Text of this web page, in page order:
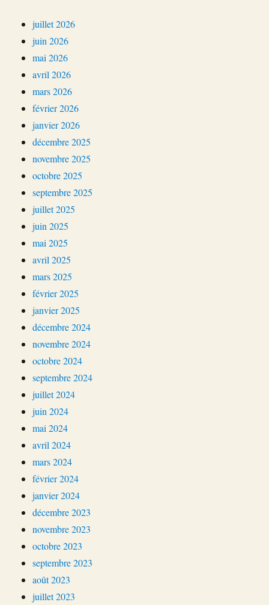
juillet 2026
juin 2026
mai 2026
avril 2026
mars 2026
février 2026
janvier 2026
décembre 2025
novembre 2025
octobre 2025
septembre 2025
juillet 2025
juin 2025
mai 2025
avril 2025
mars 2025
février 2025
janvier 2025
décembre 2024
novembre 2024
octobre 2024
septembre 2024
juillet 2024
juin 2024
mai 2024
avril 2024
mars 2024
février 2024
janvier 2024
décembre 2023
novembre 2023
octobre 2023
septembre 2023
août 2023
juillet 2023